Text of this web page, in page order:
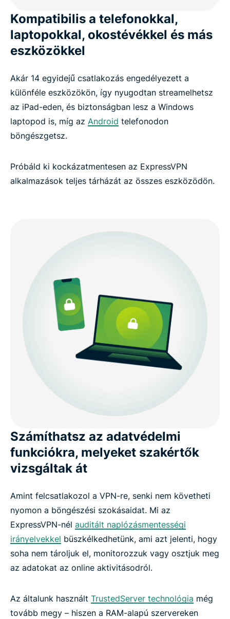
Kompatibilis a telefonokkal,
laptopokkal, okostévékkel és más
eszközökkel
Akár 14 egyidejű csatlakozás engedélyezett a
különféle eszközökön, így nyugodtan streamelhetsz
az iPad-eden, és biztonságban lesz a Windows
laptopod is, míg az Android telefonodon
böngészgetsz.
Próbáld ki kockázatmentesen az ExpressVPN
alkalmazások teljes tárházát az összes eszközödön.
Számíthatsz az adatvédelmi
funkciókra, melyeket szakértők
vizsgáltak át
Amint felcsatlakozol a VPN-re, senki nem követheti
nyomon a böngészési szokásaidat. Mi az
ExpressVPN-nél auditált naplózásmentességi
irányelvekkel büszkélkedhetünk, ami azt jelenti, hogy
soha nem tároljuk el, monitorozzuk vagy osztjuk meg
az adatokat az online aktivitásodról.
Az általunk használt TrustedServer technológia még
tovább megy – hiszen a RAM-alapú szervereken